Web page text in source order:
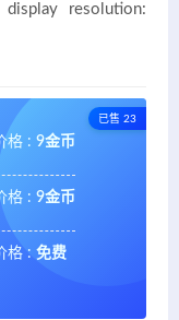
resolution:
已售 23
格 : 9金币
格 : 9金币
格 : 免费